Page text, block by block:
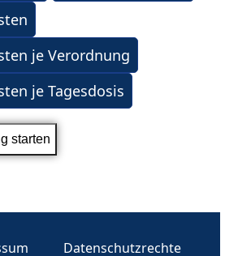
je Verordnung
je Tagesdosis
Datenschutzrechte